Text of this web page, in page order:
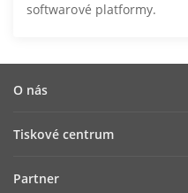
softwarové platformy.
O nás
Kybernetická bezpečnost
Tiskové centrum
Partner